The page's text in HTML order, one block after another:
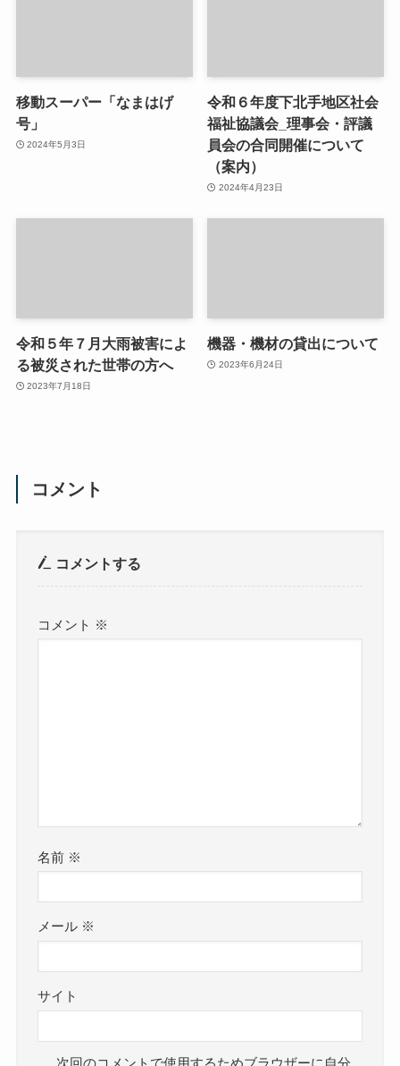
移動スーパー「なまはげ
号」
2024年5月3日
令和６年度下北手地区社会
福祉協議会_理事会・評議
員会の合同開催について
（案内）
2024年4月23日
令和５年７月大雨被害によ
る被災された世帯の方へ
2023年7月18日
機器・機材の貸出について
2023年6月24日
コメント
コメントする
コメント ※
名前 ※
メール ※
サイト